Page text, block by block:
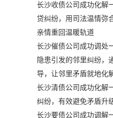
长沙收债公司成功化解
贷纠纷，用司法温情弥
亲情重回温暖轨道
长沙催债公司成功调处
隐患引发的邻里纠纷，
导，让邻里矛盾就地化
长沙清债公司成功化解
纠纷，有效避免矛盾升
长沙要债公司成功调解